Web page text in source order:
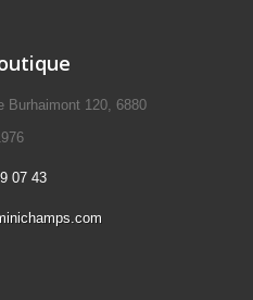
Burhaimont 120, 6880
07 43